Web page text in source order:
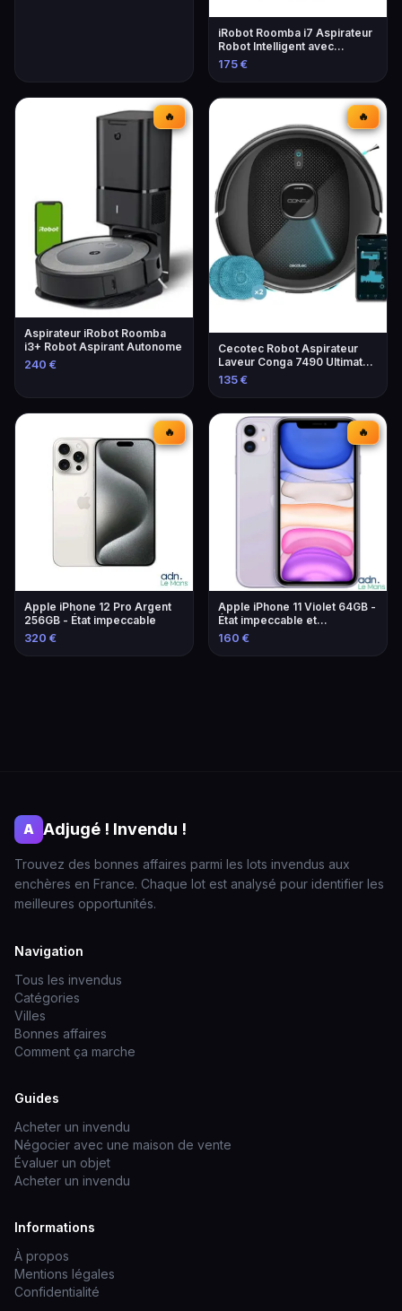
iRobot Roomba i7 Aspirateur
Robot Intelligent avec
Navigation Avancée
175 €
🔥
Aspirateur iRobot Roomba
i3+ Robot Aspirant Autonome
240 €
🔥
Cecotec Robot Aspirateur
Laveur Conga 7490 Ultimate
Home
135 €
🔥
Apple iPhone 12 Pro Argent
256GB - État impeccable
320 €
🔥
Apple iPhone 11 Violet 64GB -
État impeccable et
performant
160 €
A Adjugé ! Invendu !
Trouvez des bonnes affaires parmi les lots invendus aux
enchères en France. Chaque lot est analysé pour identifier les
meilleures opportunités.
Navigation
Tous les invendus
Catégories
Villes
Bonnes affaires
Comment ça marche
Guides
Acheter un invendu
Négocier avec une maison de vente
Évaluer un objet
Acheter un invendu
Informations
À propos
Mentions légales
Confidentialité